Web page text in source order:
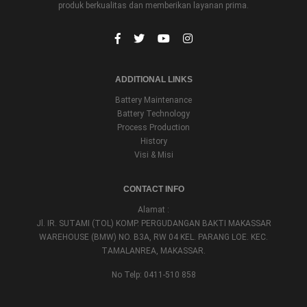
produk berkualitas dan memberikan layanan prima.
ADDITIONAL LINKS
Battery Maintenance
Battery Technology
Process Production
History
Visi & Misi
CONTACT INFO
Alamat :
Jl. IR. SUTAMI (TOL) KOMP. PERGUDANGAN BAKTI MAKASSAR
WAREHOUSE (BMW) NO. B3A, RW 04 KEL. PARANG LOE. KEC.
TAMALANREA, MAKASSAR.
No Telp: 0411-510 858